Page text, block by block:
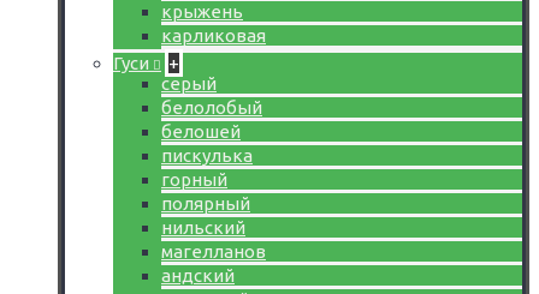
крыжень
карликовая
Гуси
+
серый
белолобый
белошей
пискулька
горный
полярный
нильский
магелланов
андский